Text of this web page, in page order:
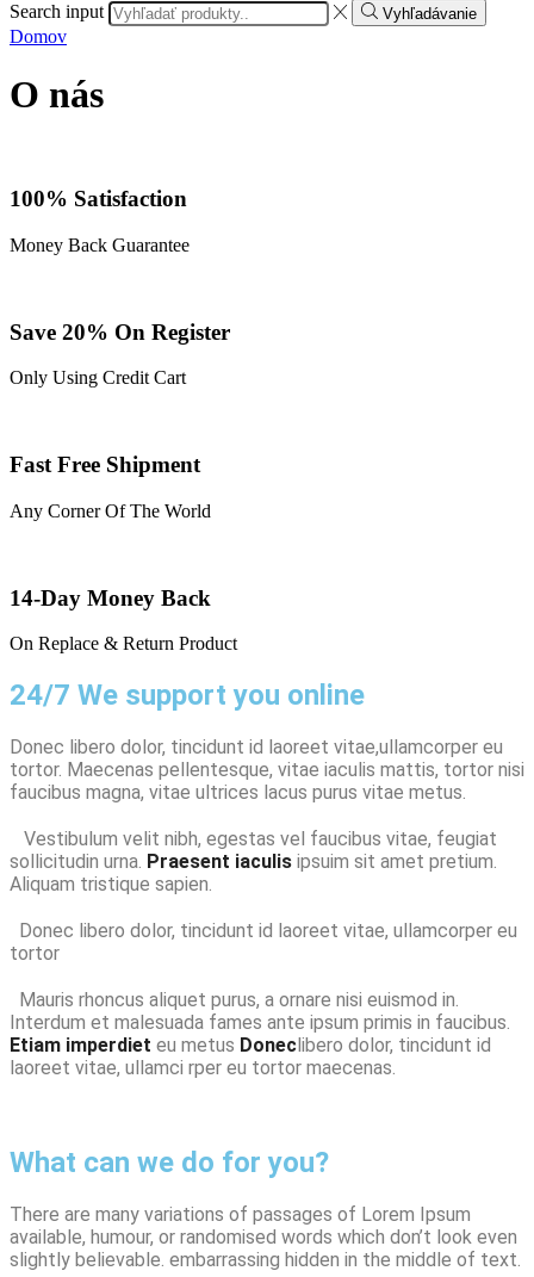
Search input
Vyhľadávanie
Domov
O nás
100% Satisfaction
Money Back Guarantee
Save 20% On Register
Only Using Credit Cart
Fast Free Shipment
Any Corner Of The World
14-Day Money Back
On Replace & Return Product
24/7 We support you online
Donec libero dolor, tincidunt id laoreet vitae,ullamcorper eu
tortor. Maecenas pellentesque, vitae iaculis mattis, tortor nisi
faucibus magna, vitae ultrices lacus purus vitae metus.
Vestibulum velit nibh, egestas vel faucibus vitae, feugiat
sollicitudin urna. Praesent iaculis ipsuim sit amet pretium.
Aliquam tristique sapien.
Donec libero dolor, tincidunt id laoreet vitae, ullamcorper eu
tortor
Mauris rhoncus aliquet purus, a ornare nisi euismod in.
Interdum et malesuada fames ante ipsum primis in faucibus.
Etiam imperdiet eu metus Donec libero dolor, tincidunt id
laoreet vitae, ullamci rper eu tortor maecenas.
What can we do for you?
There are many variations of passages of Lorem Ipsum
available, humour, or randomised words which don’t look even
slightly believable. embarrassing hidden in the middle of text.